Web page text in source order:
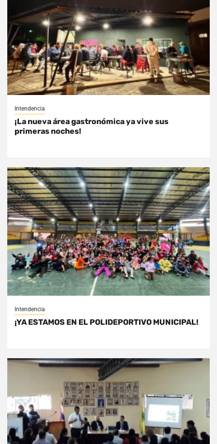
Intendencia
¡La nueva área gastronómica ya vive sus
primeras noches!
Intendencia
¡YA ESTAMOS EN EL POLIDEPORTIVO MUNICIPAL!